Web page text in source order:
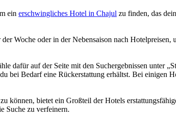
ein erschwingliches Hotel in Chajul zu finden, das
Woche oder in der Nebensaison nach
dafür auf der Seite mit den Suchergebnissen unter
bei Bedarf eine Rückerstattung erhältst. Bei einigen
können, bietet ein Großteil der Hotels
Suche zu verfeinern.